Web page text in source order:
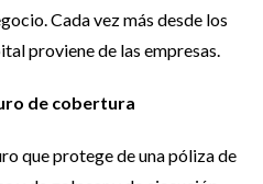
Cada vez más desde los
proviene de las empresas.
de cobertura
que protege de una póliza de